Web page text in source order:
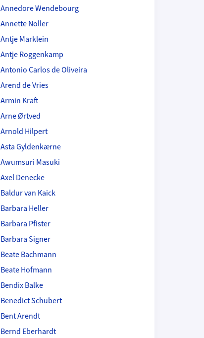
Annedore Wendebourg
Annette Noller
Antje Marklein
Antje Roggenkamp
Antonio Carlos de Oliveira
Arend de Vries
Armin Kraft
Arne Ørtved
Arnold Hilpert
Asta Gyldenkærne
Awumsuri Masuki
Axel Denecke
Baldur van Kaick
Barbara Heller
Barbara Pfister
Barbara Signer
Beate Bachmann
Beate Hofmann
Bendix Balke
Benedict Schubert
Bent Arendt
Bernd Eberhardt